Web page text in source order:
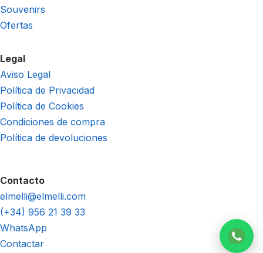
Souvenirs
Ofertas
Legal
Aviso Legal
Política de Privacidad
Política de Cookies
Condiciones de compra
Política de devoluciones
Contacto
elmelli@elmelli.com
(+34) 956 21 39 33
WhatsApp
Contactar